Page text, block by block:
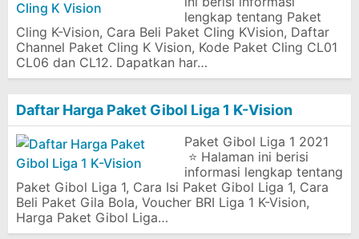
lengkap tentang Paket
Cling K-Vision, Cara Beli Paket Cling KVision, Daftar
Channel Paket Cling K Vision, Kode Paket Cling CL01
CL06 dan CL12. Dapatkan har…
Daftar Harga Paket Gibol Liga 1 K-Vision
Paket Gibol Liga 1 2021
⭐ Halaman ini berisi
informasi lengkap tentang
Paket Gibol Liga 1, Cara Isi Paket Gibol Liga 1, Cara
Beli Paket Gila Bola, Voucher BRI Liga 1 K-Vision,
Harga Paket Gibol Liga…